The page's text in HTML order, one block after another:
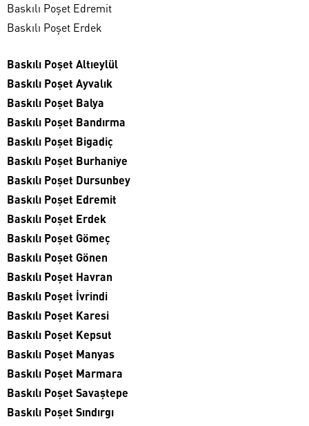
Baskılı Poşet Edremit
Baskılı Poşet Erdek
Baskılı Poşet Altıeylül
Baskılı Poşet Ayvalık
Baskılı Poşet Balya
Baskılı Poşet Bandırma
Baskılı Poşet Bigadiç
Baskılı Poşet Burhaniye
Baskılı Poşet Dursunbey
Baskılı Poşet Edremit
Baskılı Poşet Erdek
Baskılı Poşet Gömeç
Baskılı Poşet Gönen
Baskılı Poşet Havran
Baskılı Poşet İvrindi
Baskılı Poşet Karesi
Baskılı Poşet Kepsut
Baskılı Poşet Manyas
Baskılı Poşet Marmara
Baskılı Poşet Savaştepe
Baskılı Poşet Sındırgı